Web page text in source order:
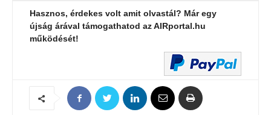
Hasznos, érdekes volt amit olvastál? Már egy
újság árával támogathatod az AIRportal.hu
működését!